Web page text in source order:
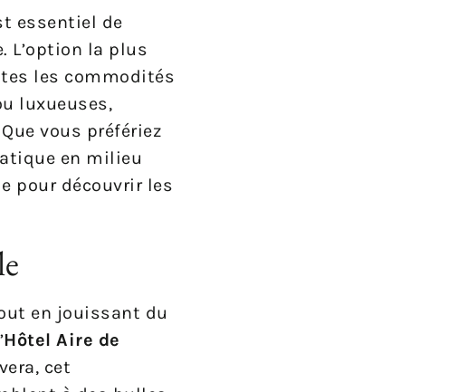
essentiel de
L’option la plus
les commodités
luxueuses,
vous préfériez
en milieu
pour découvrir les
en jouissant du
Hôtel Aire de
cet